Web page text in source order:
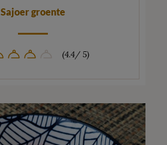
Sajoer groente
(4.4/ 5)